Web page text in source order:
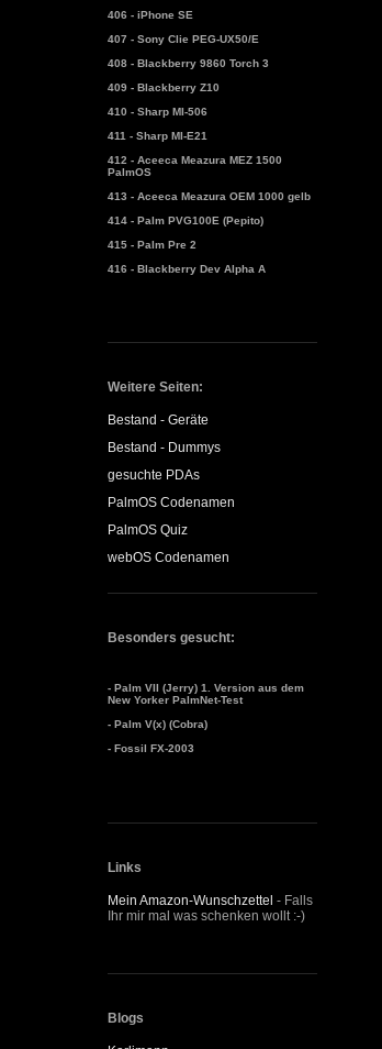
406 - iPhone SE
407 - Sony Clie PEG-UX50/E
408 - Blackberry 9860 Torch 3
409 - Blackberry Z10
410 - Sharp MI-506
411 - Sharp MI-E21
412 - Aceeca Meazura MEZ 1500
PalmOS
413 - Aceeca Meazura OEM 1000 gelb
414 - Palm PVG100E (Pepito)
415 - Palm Pre 2
416 - Blackberry Dev Alpha A
Weitere Seiten:
Bestand - Geräte
Bestand - Dummys
gesuchte PDAs
PalmOS Codenamen
PalmOS Quiz
webOS Codenamen
Besonders gesucht:
- Palm VII (Jerry) 1. Version aus dem
New Yorker PalmNet-Test
- Palm V(x) (Cobra)
- Fossil FX-2003
Links
Mein Amazon-Wunschzettel - Falls
Ihr mir mal was schenken wollt :-)
Blogs